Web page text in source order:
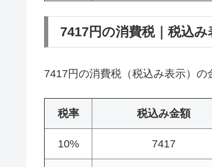
7417円の消費税｜税込み
7417円の消費税（税込み表示）の
税率 税込み金額
10% 7417